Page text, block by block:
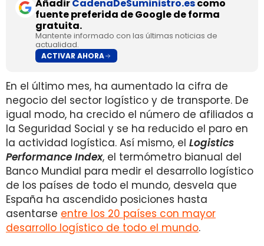
AñadirCadenaDeSuministro.escomo
fuente preferida de Google de forma
gratuita.
Mantente informado con las últimas noticias de
actualidad.
ACTIVAR AHORA
En el último mes, ha aumentado la cifra de
negocio del sector logístico y de transporte. De
igual modo, ha crecido el número de afiliados a
la Seguridad Social y se ha reducido el paro en
la actividad logística. Así mismo, el Logistics
Performance Index, el termómetro bianual del
Banco Mundial para medir el desarrollo logístico
de los países de todo el mundo, desvela que
España ha ascendido posiciones hasta
asentarse entre los 20 países con mayor
desarrollo logístico de todo el mundo.